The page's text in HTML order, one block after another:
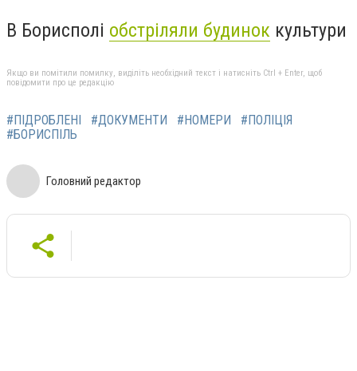
В Борисполі обстріляли будинок культури
Якщо ви помітили помилку, виділіть необхідний текст і натисніть Ctrl + Enter, щоб
повідомити про це редакцію
#ПІДРОБЛЕНІ #ДОКУМЕНТИ #НОМЕРИ
#ПОЛІЦІЯ
#БОРИСПІЛЬ
Головний редактор